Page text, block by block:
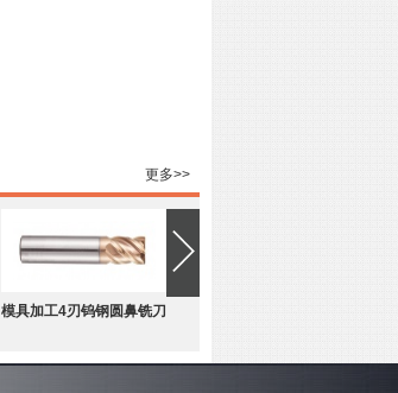
更多>>
模具加工4刃钨钢圆鼻铣刀